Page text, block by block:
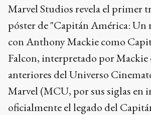
Marvel Studios revela el primer
póster de "Capitán América: Un
con Anthony Mackie como
Falcon, interpretado por Mackie
anteriores del Universo
Marvel (MCU, por sus siglas en
oficialmente el legado del